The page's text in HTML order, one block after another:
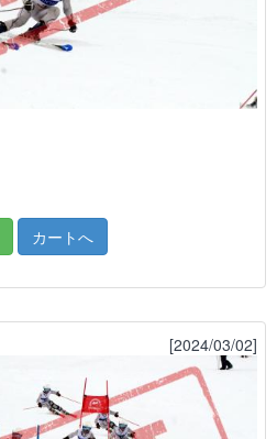
カートへ
[2024/03/02]